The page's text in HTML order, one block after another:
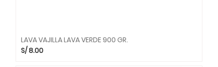
LAVA VAJILLA LAVA VERDE 900 GR.
S/8.00